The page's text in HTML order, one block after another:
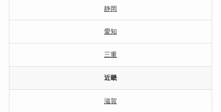
静岡
愛知
三重
近畿
滋賀